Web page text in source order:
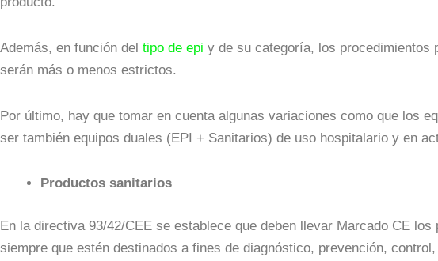
Además, en función del tipo de epi y de su categoría, los procedimientos
serán más o menos estrictos.
Por último, hay que tomar en cuenta algunas variaciones como que los
ser también equipos duales (EPI + Sanitarios) de uso hospitalario y en
Productos sanitarios
En la directiva 93/42/CEE se establece que deben llevar Marcado CE
siempre que estén destinados a fines de diagnóstico, prevención,